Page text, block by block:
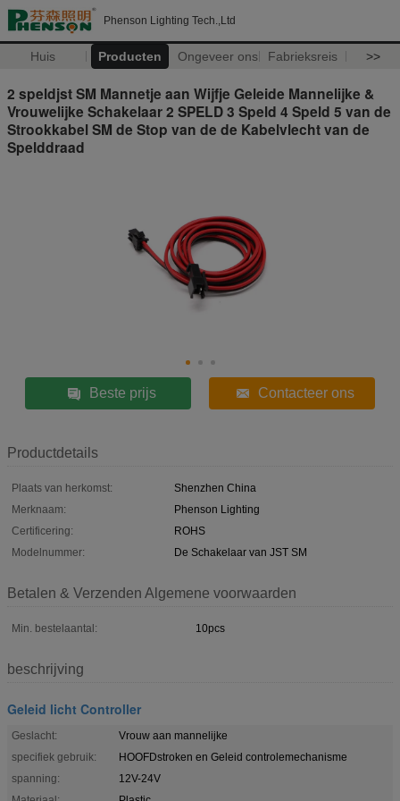
Phenson Lighting Tech.,Ltd
Huis Producten Ongeveer ons Fabrieksreis >>
2 speldjst SM Mannetje aan Wijfje Geleide Mannelijke &
Vrouwelijke Schakelaar 2 SPELD 3 Speld 4 Speld 5 van de
Strookkabel SM de Stop van de de Kabelvlecht van de
Spelddraad
Beste prijs Contacteer ons
Productdetails
Plaats van herkomst:
Shenzhen China
Merknaam:
Phenson Lighting
Certificering:
ROHS
Modelnummer:
De Schakelaar van JST SM
Betalen & Verzenden Algemene voorwaarden
Min. bestelaantal: 10pcs
beschrijving
Geleid licht Controller
Geslacht:
Vrouw aan mannelijke
specifiek gebruik:
HOOFDstroken en Geleid controlemechanisme
spanning:
12V-24V